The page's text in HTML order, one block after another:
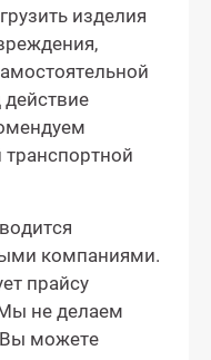
изделия
компаниями.
прайсу
не делаем
можете